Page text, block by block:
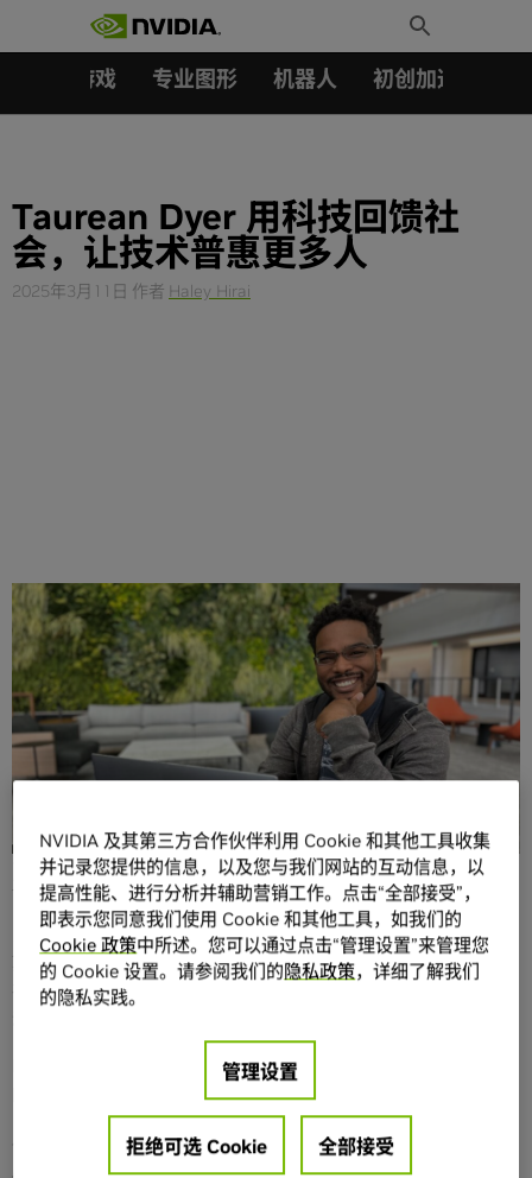
Toggle
Search
游戏 专业图形 机器人 初创加速会员成
Taurean Dyer 用科技回馈社
会，让技术普惠更多人
2025年3月11日 作者 Haley Hirai
分享
2005 年的一天，Taurean Dyer 从车辆管理局驾车回家。纽
约市拥堵的车流突然停滞，导致后面的车猛地撞上了他的
车。Dyer 本能地用手撑住方向盘，结果造成脑部受伤。此次
事故差点中断了 Dyer 的工程师的学业和前程。
当时还是大学二年级学生的 Dyer 原本能够进行高等微积分心
算。事故后，他连做个位数加法都很吃力。天生健谈的他现
在组织不出一句完整的话。曾经 Dyer 还是一名活跃的摔跤运
Dyer 表示：“我在那时候学会了接受失败，这是我终生难忘
尽管医生坦言他可能无法完成大学学业，但在接下来的四年
康复期间，Dyer 不仅重新掌握了基础知识，还提升了技能并
NVIDIA 及其第三方合作伙伴利用 Cookie 和其他工具收集
并记录您提供的信息，以及您与我们网站的互动信息，以
提高性能、进行分析并辅助营销工作。点击“全部接受”，
即表示您同意我们使用 Cookie 和其他工具，如我们的
Cookie 政策中所述。您可以通过点击“管理设置”来管理您
的 Cookie 设置。请参阅我们的隐私政策，详细了解我们
的隐私实践。
管理设置
拒绝可选 Cookie 全部接受